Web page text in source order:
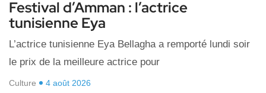
Festival d’Amman : l’actrice
tunisienne Eya
L’actrice tunisienne Eya Bellagha a remporté lundi soir
le prix de la meilleure actrice pour
Culture 4 août 2026